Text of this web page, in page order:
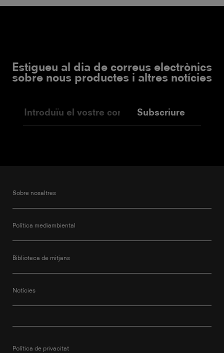
Estigueu al dia de correus electrònics
sobre nous productes i altres notícies
Subscriure
Sobre nosaltres
Política mediambiental
Biblioteca de mitjans
Notícies
Política de privacitat